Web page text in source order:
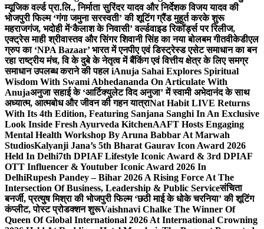
म्यूजिक वर्ल्ड प्रा.लि., निर्माता सुरिंदर यादव और निर्देशक विजय यादव की
भोजपुरी फिल्म ‘गंगा जमुना सरस्वती’ की शूटिंग ग्रैंड मुहूर्त करके शुरू
महराजगंज, भदोही में‘कैलाश के निवासी’ वर्ल्डवाइड रिकॉर्ड्स पर रिलीज,
एक्ट्रेस माही श्रीवास्तव और सिंगर शिवानी सिंह का नया बोलबम गीतवीकेडीएल
ग्रुप का ‘NPA Bazaar’ भारत में एनपीए एवं डिस्ट्रेस्ड एसेट समाधान का बन
रहा राष्ट्रीय मंच, वि के दुबे के नेतृत्व में बैंकिंग एवं वित्तीय क्षेत्र के लिए समग्र
समाधान उपलब्ध कराने की पहल iAnuja Sahai Explores Spiritual
Wisdom With Swami Abhedananda On Articulate With
Anujaअनुजा सहाई के ‘आर्टिक्युलेट विद अनुजा’ में स्वामी अभेदानंद के साथ
अध्यात्म, आत्मबोध और जीवन की गहन यात्राNat Habit LIVE Returns
With Its 4th Edition, Featuring Sanjana Sanghi In An Exclusive
Look Inside Fresh Ayurveda KitchenAAFT Hosts Engaging
Mental Health Workshop By Aruna Babbar At Marwah
StudiosKalyanji Jana’s 5th Bharat Gaurav Icon Award 2026
Held In Delhi7th DPIAF Lifestyle Iconic Award & 3rd DPIAF
OTT Influencer & Youtuber Iconic Award 2026 In
DelhiRupesh Pandey – Bihar 2026 A Rising Force At The
Intersection Of Business, Leadership & Public Serviceसंचिता
बनर्जी, प्रत्युष मिश्रा की भोजपुरी फिल्म ‘छठी माई के धोके चरनिया’ की शूटिंग
कंप्लीट, पोस्ट प्रोडक्शन शुरूVaishnavi Chalke The Winner Of
Queen Of Global International 2026 At International Crowning